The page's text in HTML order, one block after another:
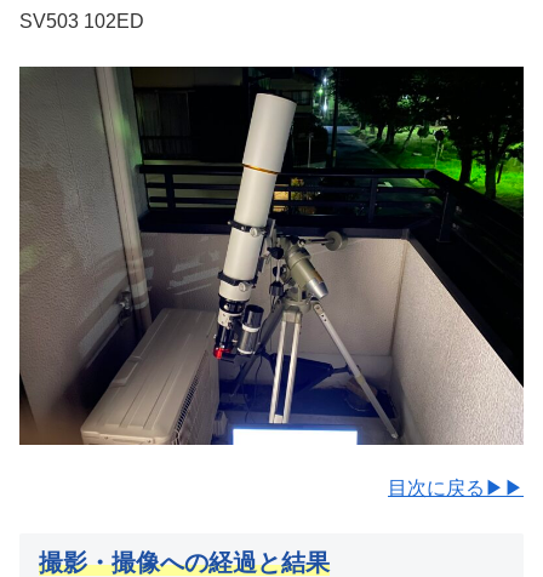
SV503 102ED
目次に戻る▶▶
撮影・撮像への経過と結果